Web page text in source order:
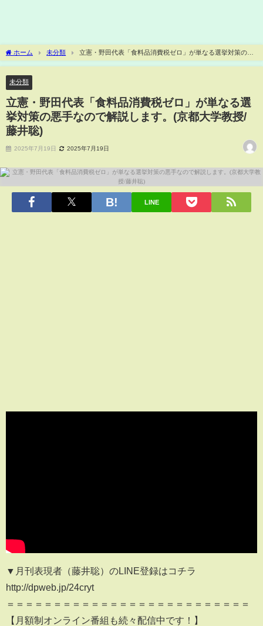
ホーム 未分類
立憲・野田代表「食料品消費税ゼロ」が単なる選挙対策の悪
手なので解説します。(京都大学教授/藤井聡)
未分類
立憲・野田代表「食料品消費税ゼロ」が単なる選
挙対策の悪手なので解説します。(京都大学教授/
藤井聡)
2025年7月19日 2025年7月19日
LINE
▼月刊表現者（藤井聡）のLINE登録はコチラ
http://dpweb.jp/24cryt
＝＝＝＝＝＝＝＝＝＝＝＝＝＝＝＝＝＝＝＝＝＝＝＝＝＝
【月額制オンライン番組も続々配信中です！】